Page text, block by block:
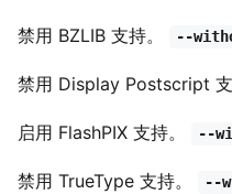
禁用 BZLIB 支持。 --
禁用 Display Postscript 支
启用 FlashPIX 支持。 --
禁用 TrueType 支持。 --